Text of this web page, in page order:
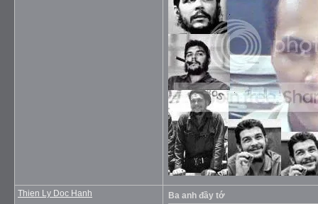
Thien Ly Doc Hanh Ba anh đầy tớ